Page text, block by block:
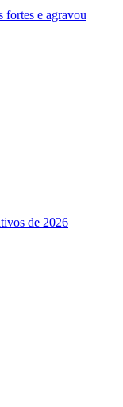
fortes e agravou
de 2026